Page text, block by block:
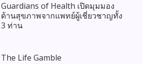
Guardians of Health เปิดมุมมอง
ด้านสุขภาพจากแพทย์ผู้เชี่ยวชาญทั้ง
3 ท่าน
The Life Gamble